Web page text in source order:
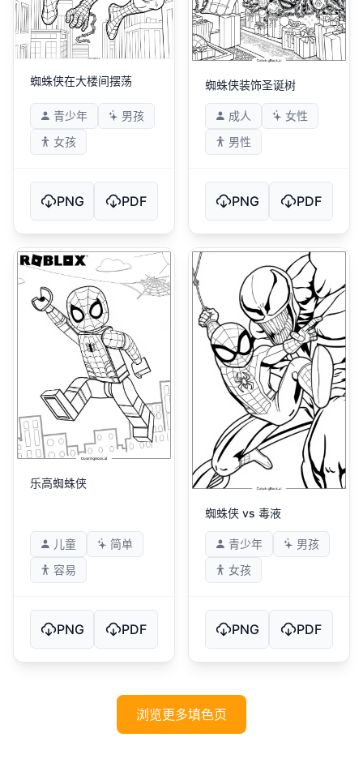
蜘蛛侠在大楼间摆荡
青少年
男孩
女孩
PNG PDF
蜘蛛侠装饰圣诞树
成人
女性
男性
PNG PDF
乐高蜘蛛侠
儿童
简单
容易
PNG PDF
蜘蛛侠 vs 毒液
青少年
男孩
女孩
PNG PDF
浏览更多填色页